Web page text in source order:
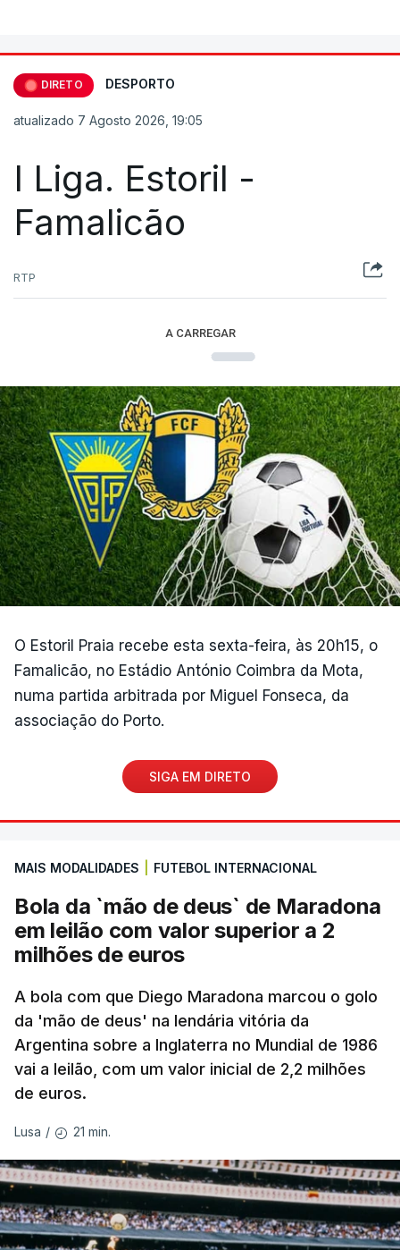
DIRETO DESPORTO
atualizado 7 Agosto 2026, 19:05
I Liga. Estoril -
Famalicão
RTP
A CARREGAR
O Estoril Praia recebe esta sexta-feira, às 20h15, o
Famalicão, no Estádio António Coimbra da Mota,
numa partida arbitrada por Miguel Fonseca, da
associação do Porto.
SIGA EM DIRETO
MAIS MODALIDADES FUTEBOL INTERNACIONAL
Bola da `mão de deus` de Maradona
em leilão com valor superior a 2
milhões de euros
A bola com que Diego Maradona marcou o golo
da 'mão de deus' na lendária vitória da
Argentina sobre a Inglaterra no Mundial de 1986
vai a leilão, com um valor inicial de 2,2 milhões
de euros.
Lusa / 21 min.